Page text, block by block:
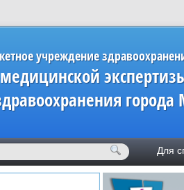
учреждение
Для